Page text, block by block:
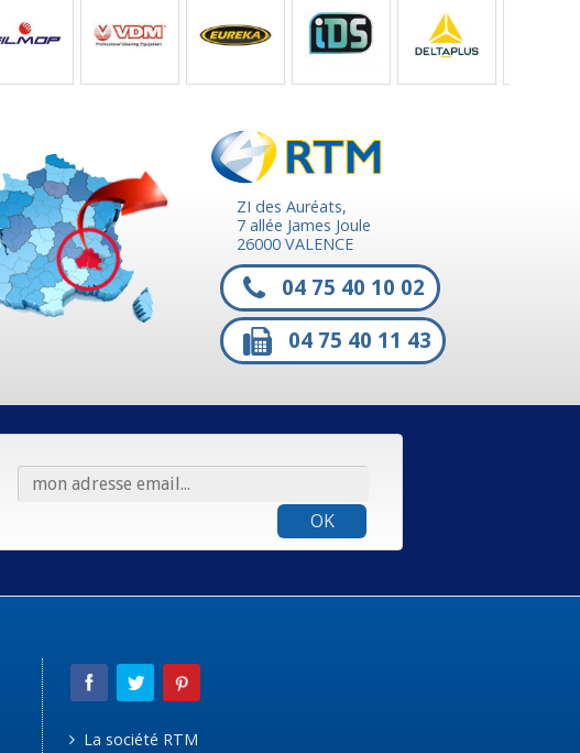
ZI des Auréats,
7 allée James Joule
26000 VALENCE
04 75 40 10 02
04 75 40 11 43
OK
La société RTM